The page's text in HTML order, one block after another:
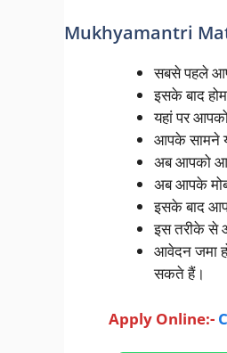
Mukhyamantri
सबसे पहले
इसके बाद
यहां पर
आपके सामने
अब आपको
अब आपके
इसके बाद
इस तरीके से
आवेदन जमा
सकते हैं।
Apply Online:-